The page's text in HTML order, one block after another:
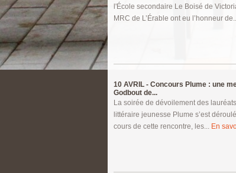
l'École secondaire Le Boisé de
MRC de L’Érable ont eu l’honneur
10 AVRIL - Concours Plume : une
Godbout de...
La soirée de dévoilement des
littéraire jeunesse Plume s’est
cours de cette rencontre, les... En